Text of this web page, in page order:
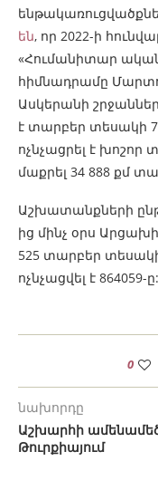
են, որ 2022-ի
«Հումանիտար
հիմնադրամը
Ասկերանի
է տարբեր տեսակի
ոչնչացրել է
մաքրել 34 888 քմ
Աշխատանքների
ից մինչ օրս
525 տարբեր
ոչնչացվել է 864059-ը:
0
նախորդը
Աշխարհի
Թուրքիայում